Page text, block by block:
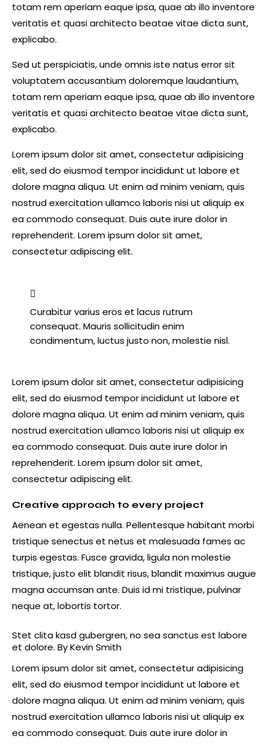
totam rem aperiam eaque ipsa, quae ab illo inventore
veritatis et quasi architecto beatae vitae dicta sunt,
explicabo.
Sed ut perspiciatis, unde omnis iste natus error sit
voluptatem accusantium doloremque laudantium,
totam rem aperiam eaque ipsa, quae ab illo inventore
veritatis et quasi architecto beatae vitae dicta sunt,
explicabo.
Lorem ipsum dolor sit amet, consectetur adipisicing
elit, sed do eiusmod tempor incididunt ut labore et
dolore magna aliqua. Ut enim ad minim veniam, quis
nostrud exercitation ullamco laboris nisi ut aliquip ex
ea commodo consequat. Duis aute irure dolor in
reprehenderit. Lorem ipsum dolor sit amet,
consectetur adipiscing elit.
Curabitur varius eros et lacus rutrum
consequat. Mauris sollicitudin enim
condimentum, luctus justo non, molestie nisl.
Lorem ipsum dolor sit amet, consectetur adipisicing
elit, sed do eiusmod tempor incididunt ut labore et
dolore magna aliqua. Ut enim ad minim veniam, quis
nostrud exercitation ullamco laboris nisi ut aliquip ex
ea commodo consequat. Duis aute irure dolor in
reprehenderit. Lorem ipsum dolor sit amet,
consectetur adipiscing elit.
Creative approach to every project
Aenean et egestas nulla. Pellentesque habitant morbi
tristique senectus et netus et malesuada fames ac
turpis egestas. Fusce gravida, ligula non molestie
tristique, justo elit blandit risus, blandit maximus augue
magna accumsan ante. Duis id mi tristique, pulvinar
neque at, lobortis tortor.
Stet clita kasd gubergren, no sea sanctus est labore
et dolore. ByKevin Smith
Lorem ipsum dolor sit amet, consectetur adipisicing
elit, sed do eiusmod tempor incididunt ut labore et
dolore magna aliqua. Ut enim ad minim veniam, quis
nostrud exercitation ullamco laboris nisi ut aliquip ex
ea commodo consequat. Duis aute irure dolor in